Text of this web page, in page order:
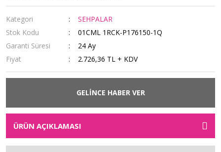
Kategori
SEHPALAR
Stok Kodu
01CML 1RCK-P176150-1Q
Garanti Süresi
24 Ay
Fiyat
2.726,36 TL + KDV
GELİNCE HABER VER
ÜRÜN AÇIKLAMASI